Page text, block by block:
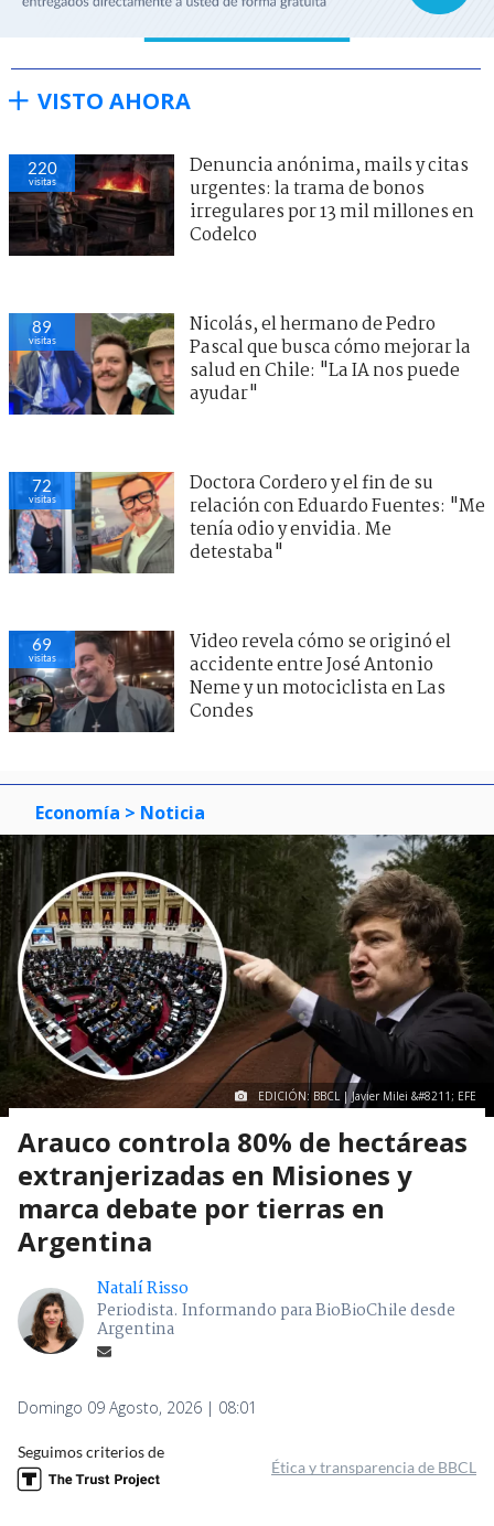
VISTO AHORA
220
visitas
Denuncia anónima, mails y citas
urgentes: la trama de bonos
irregulares por 13 mil millones en
Codelco
89
visitas
Nicolás, el hermano de Pedro
Pascal que busca cómo mejorar la
salud en Chile: "La IA nos puede
ayudar"
72
visitas
Doctora Cordero y el fin de su
relación con Eduardo Fuentes: "Me
tenía odio y envidia. Me
detestaba"
69
visitas
Video revela cómo se originó el
accidente entre José Antonio
Neme y un motociclista en Las
Condes
Economía > Noticia
EDICIÓN: BBCL | Javier Milei &#8211; EFE
Arauco controla 80% de hectáreas
extranjerizadas en Misiones y
marca debate por tierras en
Argentina
Natalí Risso
Periodista. Informando para BioBioChile desde
Argentina
Domingo 09 Agosto, 2026 | 08:01
Seguimos criterios de
Ética y transparencia de BBCL